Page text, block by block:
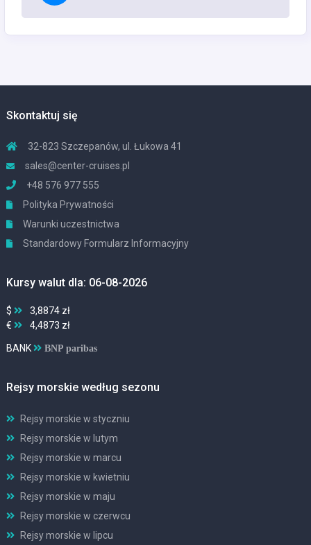
Skontaktuj się
32-823 Szczepanów, ul. Łukowa 41
sales@center-cruises.pl
+48 576 977 555
Polityka Prywatności
Warunki uczestnictwa
Standardowy Formularz Informacyjny
Kursy walut dla: 06-08-2026
$
3,8874 zł
€
4,4873 zł
BANK BNP paribas
Rejsy morskie według sezonu
Rejsy morskie w styczniu
Rejsy morskie w lutym
Rejsy morskie w marcu
Rejsy morskie w kwietniu
Rejsy morskie w maju
Rejsy morskie w czerwcu
Rejsy morskie w lipcu